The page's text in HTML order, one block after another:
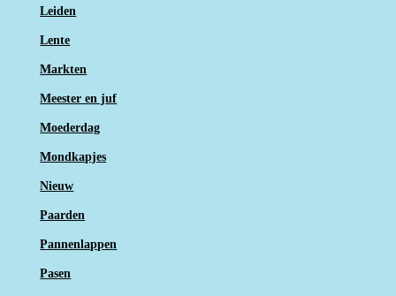
Leiden
Lente
Markten
Meester en juf
Moederdag
Mondkapjes
Nieuw
Paarden
Pannenlappen
Pasen